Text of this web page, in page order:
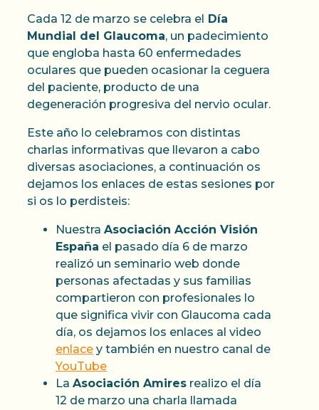
Cada 12 de marzo se celebra el Día
Mundial del Glaucoma, un padecimiento
que engloba hasta 60 enfermedades
oculares que pueden ocasionar la ceguera
del paciente, producto de una
degeneración progresiva del nervio ocular.
Este año lo celebramos con distintas
charlas informativas que llevaron a cabo
diversas asociaciones, a continuación os
dejamos los enlaces de estas sesiones por
si os lo perdisteis:
Nuestra Asociación Acción Visión
España el pasado día 6 de marzo
realizó un seminario web donde
personas afectadas y sus familias
compartieron con profesionales lo
que significa vivir con Glaucoma cada
día, os dejamos los enlaces al video
enlace y también en nuestro canal de
YouTube
La Asociación Amires realizo el día
12 de marzo una charla llamada